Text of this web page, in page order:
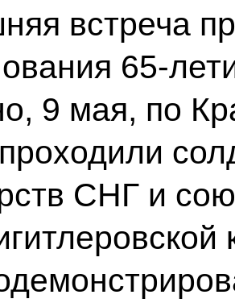
встреча
65-
9 мая, по
СНГ и